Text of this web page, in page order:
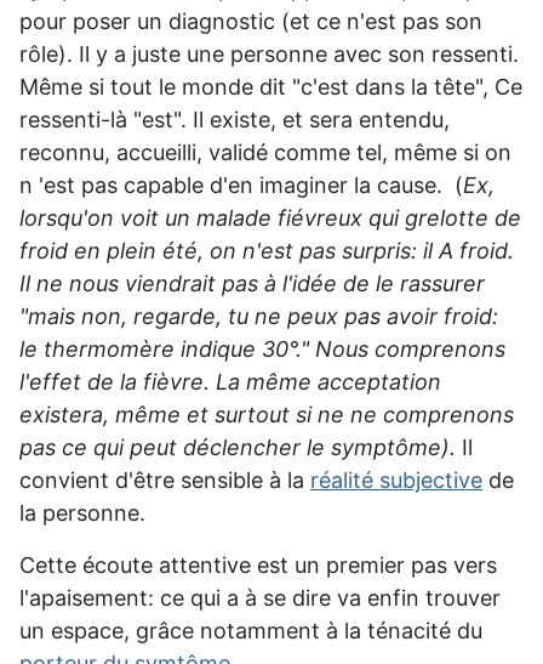
pour poser un diagnostic (et ce n'est pas son
rôle). Il y a juste une personne avec son ressenti.
Même si tout le monde dit "c'est dans la tête", Ce
ressenti-là "est". Il existe, et sera entendu,
reconnu, accueilli, validé comme tel, même si on
n 'est pas capable d'en imaginer la cause. (Ex,
lorsqu'on voit un malade fiévreux qui grelotte de
froid en plein été, on n'est pas surpris: il A froid.
Il ne nous viendrait pas à l'idée de le rassurer
"mais non, regarde, tu ne peux pas avoir froid:
le thermomère indique 30°." Nous comprenons
l'effet de la fièvre. La même acceptation
existera, même et surtout si ne ne comprenons
pas ce qui peut déclencher le symptôme). Il
convient d'être sensible à la réalité subjective de
la personne.
Cette écoute attentive est un premier pas vers
l'apaisement: ce qui a à se dire va enfin trouver
un espace, grâce notamment à la ténacité du